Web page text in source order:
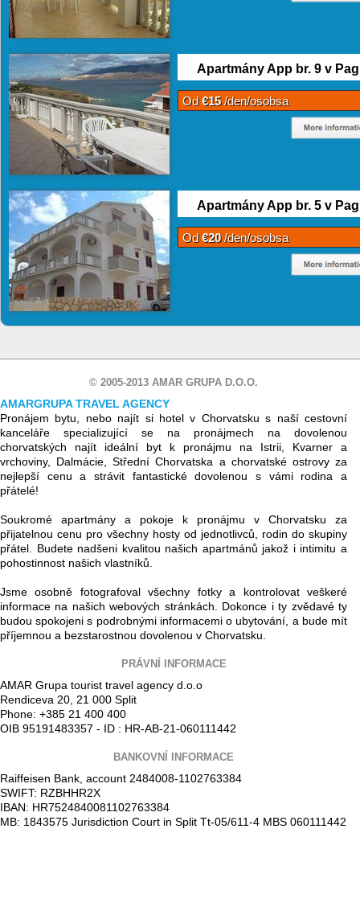
Apartmány App br. 9 v Pag
Od€15/den/osobsa
Apartmány App br. 5 v Pag
Od€20/den/osobsa
© 2005-2013 AMAR GRUPA D.O.O.
AMARGRUPA TRAVEL AGENCY
Pronájem bytu, nebo najít si hotel v Chorvatsku s naší cestovní
kanceláře specializující se na pronájmech na dovolenou
chorvatských najít ideální byt k pronájmu na Istrii, Kvarner a
vrchoviny, Dalmácie, Střední Chorvatska a chorvatské ostrovy za
nejlepší cenu a strávit fantastické dovolenou s vámi rodina a
přátelé!
Soukromé apartmány a pokoje k pronájmu v Chorvatsku za
přijatelnou cenu pro všechny hosty od jednotlivců, rodin do skupiny
přátel. Budete nadšeni kvalitou našich apartmánů jakož i intimitu a
pohostinnost našich vlastníků.
Jsme osobně fotografoval všechny fotky a kontrolovat veškeré
informace na našich webových stránkách. Dokonce i ty zvědavé ty
budou spokojeni s podrobnými informacemi o ubytování, a bude mít
příjemnou a bezstarostnou dovolenou v Chorvatsku.
PRÁVNÍ INFORMACE
AMAR Grupa tourist travel agency d.o.o
Rendiceva 20, 21 000 Split
Phone: +385 21 400 400
OIB 95191483357 - ID : HR-AB-21-060111442
BANKOVNÍ INFORMACE
Raiffeisen Bank, account 2484008-1102763384
SWIFT: RZBHHR2X
IBAN: HR7524840081102763384
MB: 1843575 Jurisdiction Court in Split Tt-05/611-4 MBS 060111442